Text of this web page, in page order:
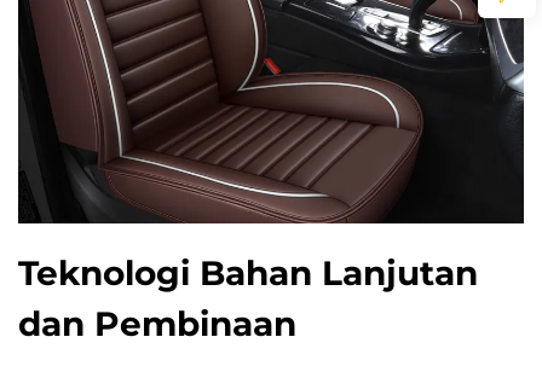
Teknologi Bahan Lanjutan
dan Pembinaan